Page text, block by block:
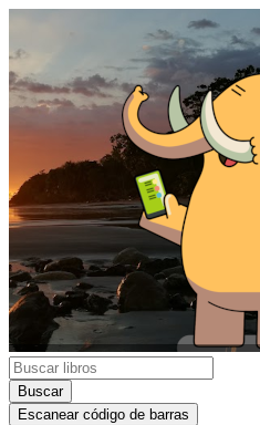
Buscar
Escanear código de barras